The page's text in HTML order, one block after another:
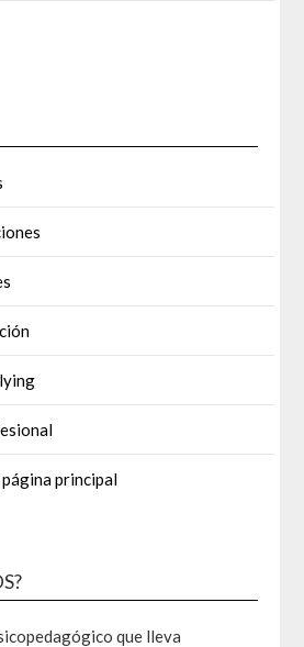
principal
que lleva